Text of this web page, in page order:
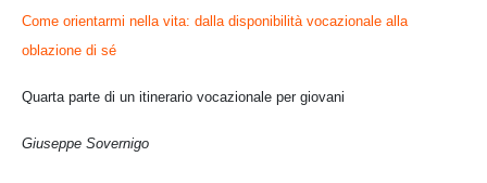
Come orientarmi nella vita: dalla disponibilità vocazionale alla
oblazione di sé
Quarta parte di un itinerario vocazionale per giovani
Giuseppe Sovernigo